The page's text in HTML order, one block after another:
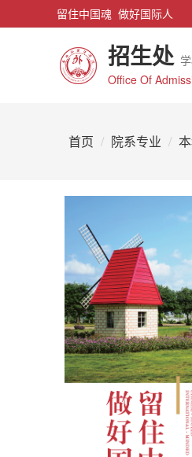
留住中国魂 做好国际人
招生处
Office Of
首页 院系专业